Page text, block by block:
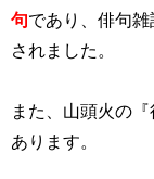
句であり、俳句
されました。
また、山頭火の
あります。